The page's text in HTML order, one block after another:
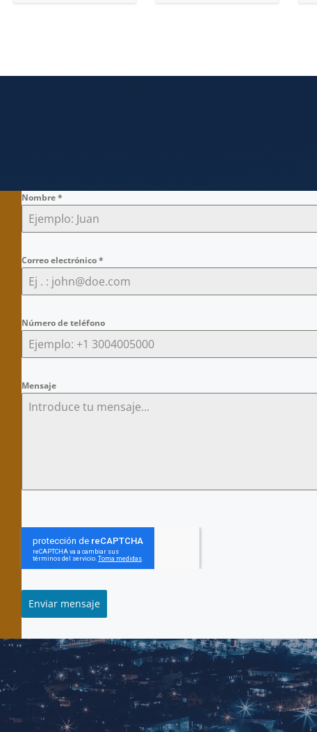
Nombre*
Correo electrónico*
Número de teléfono
Mensaje
Enviar mensaje